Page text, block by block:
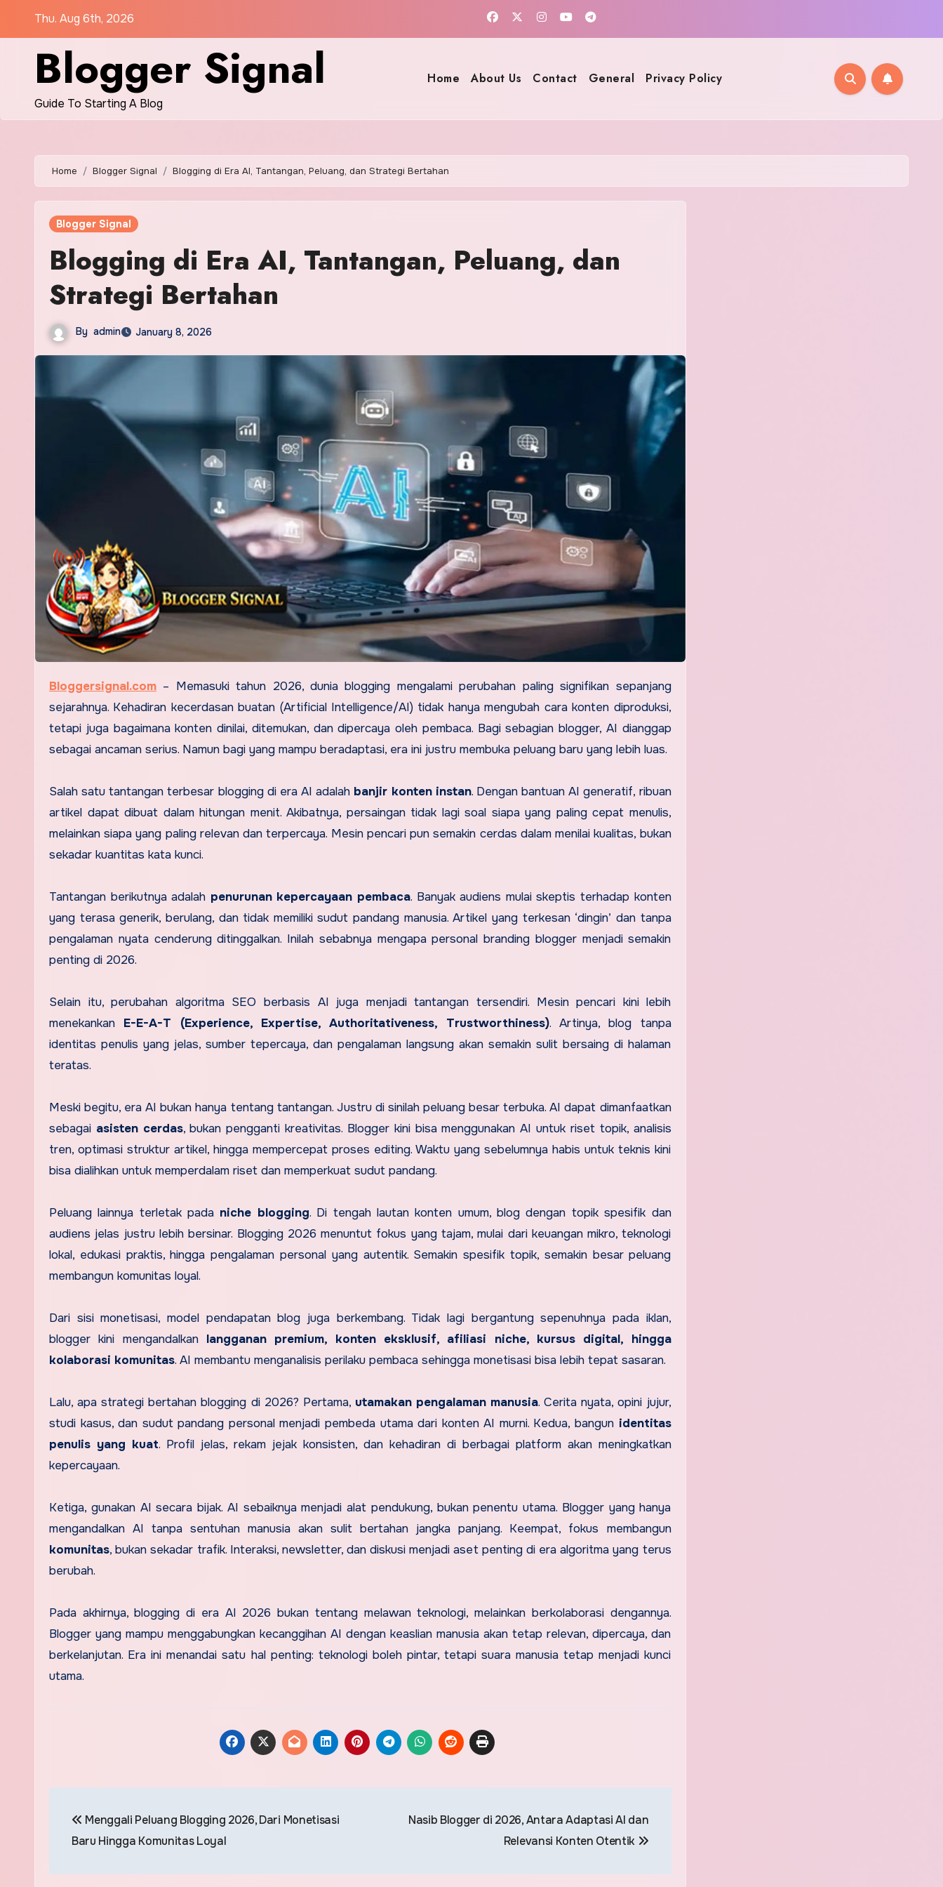
Thu. Aug 6th, 2026
Blogger Signal
Guide To Starting A Blog
Home About Us Contact General Privacy Policy
Home Blogger Signal Blogging di Era AI, Tantangan, Peluang, dan Strategi Bertahan
Blogger Signal
Blogging di Era AI, Tantangan, Peluang, dan
Strategi Bertahan
By admin January 8, 2026
Bloggersignal.com – Memasuki tahun 2026, dunia blogging mengalami perubahan paling signifikan sepanjang
sejarahnya. Kehadiran kecerdasan buatan (Artificial Intelligence/AI) tidak hanya mengubah cara konten diproduksi,
tetapi juga bagaimana konten dinilai, ditemukan, dan dipercaya oleh pembaca. Bagi sebagian blogger, AI dianggap
sebagai ancaman serius. Namun bagi yang mampu beradaptasi, era ini justru membuka peluang baru yang lebih luas.
Salah satu tantangan terbesar blogging di era AI adalah banjir konten instan. Dengan bantuan AI generatif, ribuan
artikel dapat dibuat dalam hitungan menit. Akibatnya, persaingan tidak lagi soal siapa yang paling cepat menulis,
melainkan siapa yang paling relevan dan terpercaya. Mesin pencari pun semakin cerdas dalam menilai kualitas, bukan
sekadar kuantitas kata kunci.
Tantangan berikutnya adalah penurunan kepercayaan pembaca. Banyak audiens mulai skeptis terhadap konten
yang terasa generik, berulang, dan tidak memiliki sudut pandang manusia. Artikel yang terkesan ‘dingin’ dan tanpa
pengalaman nyata cenderung ditinggalkan. Inilah sebabnya mengapa personal branding blogger menjadi semakin
penting di 2026.
Selain itu, perubahan algoritma SEO berbasis AI juga menjadi tantangan tersendiri. Mesin pencari kini lebih
menekankan E-E-A-T (Experience, Expertise, Authoritativeness, Trustworthiness). Artinya, blog tanpa
identitas penulis yang jelas, sumber tepercaya, dan pengalaman langsung akan semakin sulit bersaing di halaman
teratas.
Meski begitu, era AI bukan hanya tentang tantangan. Justru di sinilah peluang besar terbuka. AI dapat dimanfaatkan
sebagai asisten cerdas, bukan pengganti kreativitas. Blogger kini bisa menggunakan AI untuk riset topik, analisis
tren, optimasi struktur artikel, hingga mempercepat proses editing. Waktu yang sebelumnya habis untuk teknis kini
bisa dialihkan untuk memperdalam riset dan memperkuat sudut pandang.
Peluang lainnya terletak pada niche blogging. Di tengah lautan konten umum, blog dengan topik spesifik dan
audiens jelas justru lebih bersinar. Blogging 2026 menuntut fokus yang tajam, mulai dari keuangan mikro, teknologi
lokal, edukasi praktis, hingga pengalaman personal yang autentik. Semakin spesifik topik, semakin besar peluang
membangun komunitas loyal.
Dari sisi monetisasi, model pendapatan blog juga berkembang. Tidak lagi bergantung sepenuhnya pada iklan,
blogger kini mengandalkan langganan premium, konten eksklusif, afiliasi niche, kursus digital, hingga
kolaborasi komunitas. AI membantu menganalisis perilaku pembaca sehingga monetisasi bisa lebih tepat sasaran.
Lalu, apa strategi bertahan blogging di 2026? Pertama, utamakan pengalaman manusia. Cerita nyata, opini jujur,
studi kasus, dan sudut pandang personal menjadi pembeda utama dari konten AI murni. Kedua, bangun identitas
penulis yang kuat. Profil jelas, rekam jejak konsisten, dan kehadiran di berbagai platform akan meningkatkan
kepercayaan.
Ketiga, gunakan AI secara bijak. AI sebaiknya menjadi alat pendukung, bukan penentu utama. Blogger yang hanya
mengandalkan AI tanpa sentuhan manusia akan sulit bertahan jangka panjang. Keempat, fokus membangun
komunitas, bukan sekadar trafik. Interaksi, newsletter, dan diskusi menjadi aset penting di era algoritma yang terus
berubah.
Pada akhirnya, blogging di era AI 2026 bukan tentang melawan teknologi, melainkan berkolaborasi dengannya.
Blogger yang mampu menggabungkan kecanggihan AI dengan keaslian manusia akan tetap relevan, dipercaya, dan
berkelanjutan. Era ini menandai satu hal penting: teknologi boleh pintar, tetapi suara manusia tetap menjadi kunci
utama.
navigation
Menggali Peluang Blogging 2026, Dari Monetisasi
Baru Hingga Komunitas Loyal
Nasib Blogger di 2026, Antara Adaptasi AI dan
Relevansi Konten Otentik